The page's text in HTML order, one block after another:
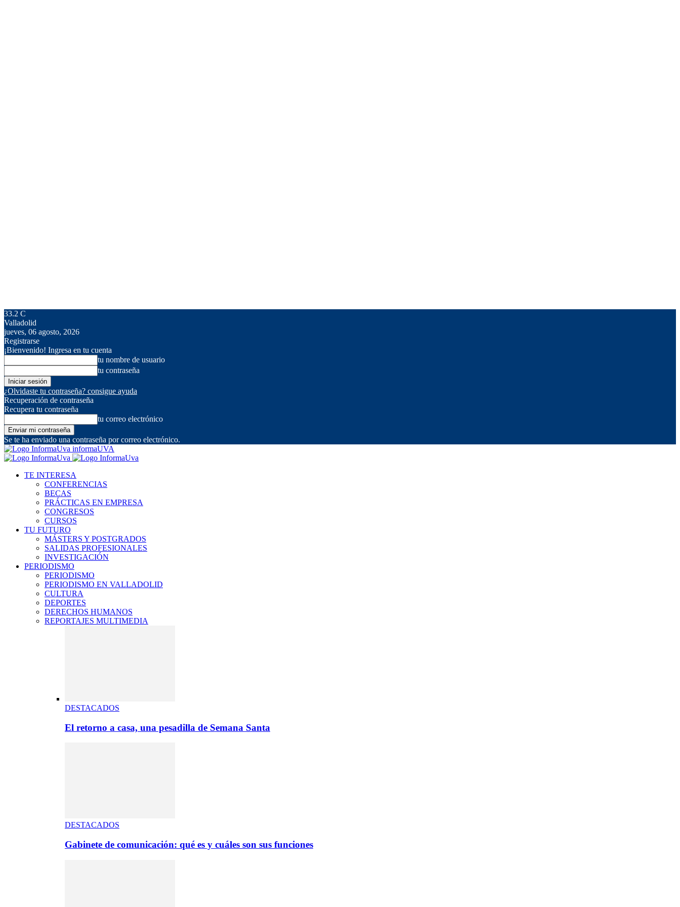
33.2 C
Valladolid
jueves, 06 agosto, 2026
Registrarse
¡Bienvenido! Ingresa en tu cuenta
tu nombre de usuario
tu contraseña
¿Olvidaste tu contraseña? consigue ayuda
Recuperación de contraseña
Recupera tu contraseña
tu correo electrónico
Se te ha enviado una contraseña por correo electrónico.
informaUVA
TE INTERESA
CONFERENCIAS
BECAS
PRÁCTICAS EN EMPRESA
CONGRESOS
CURSOS
TU FUTURO
MÁSTERS Y POSTGRADOS
SALIDAS PROFESIONALES
INVESTIGACIÓN
PERIODISMO
PERIODISMO
PERIODISMO EN VALLADOLID
CULTURA
DEPORTES
DERECHOS HUMANOS
REPORTAJES MULTIMEDIA
DESTACADOS
El retorno a casa, una pesadilla de Semana Santa
DESTACADOS
Gabinete de comunicación: qué es y cuáles son sus funciones